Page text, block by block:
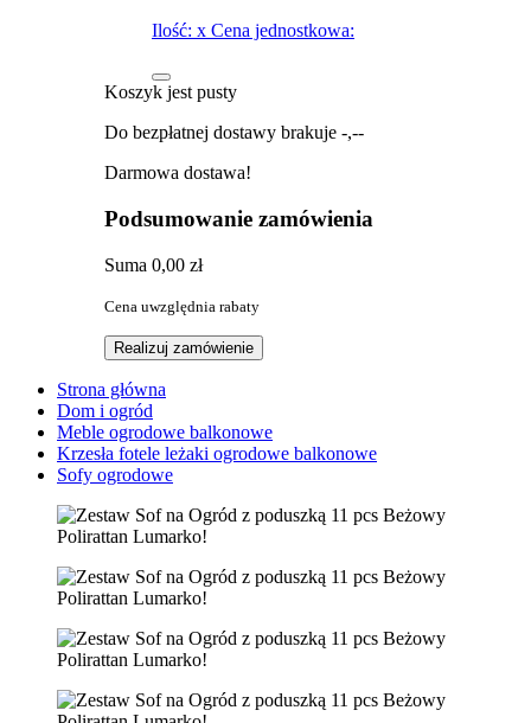
Ilość: x Cena jednostkowa:
Koszyk jest pusty
Do bezpłatnej dostawy brakuje -,--
Darmowa dostawa!
Podsumowanie zamówienia
Suma 0,00 zł
Cena uwzględnia rabaty
Realizuj zamówienie
Strona główna
Dom i ogród
Meble ogrodowe balkonowe
Krzesła fotele leżaki ogrodowe balkonowe
Sofy ogrodowe